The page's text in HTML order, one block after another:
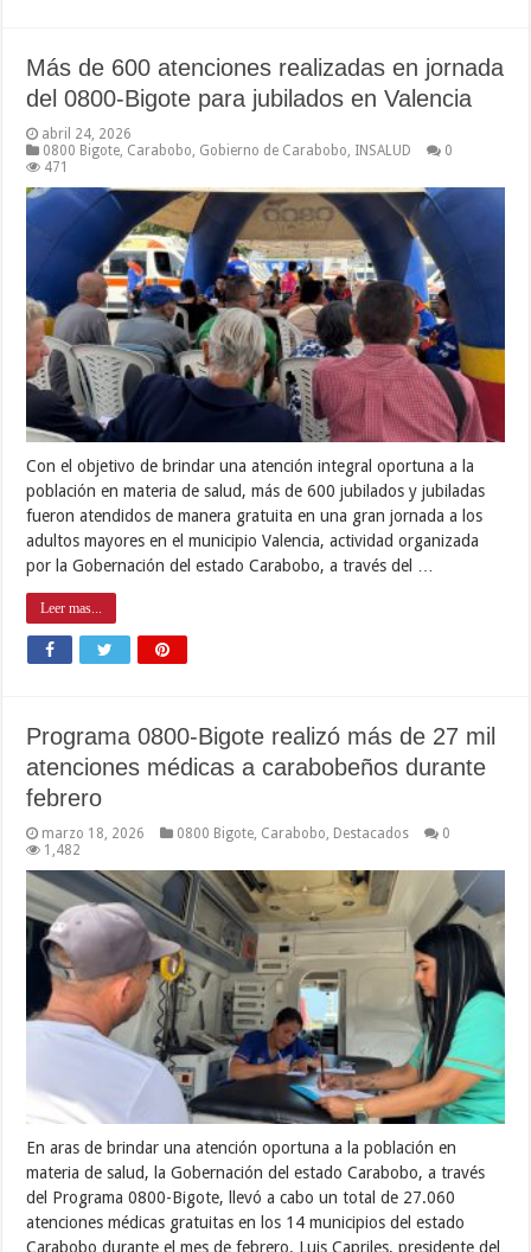
Más de 600 atenciones realizadas en jornada
del 0800-Bigote para jubilados en Valencia
abril 24, 2026
0800 Bigote, Carabobo, Gobierno de Carabobo, INSALUD
0
471
Con el objetivo de brindar una atención integral oportuna a la
población en materia de salud, más de 600 jubilados y jubiladas
fueron atendidos de manera gratuita en una gran jornada a los
adultos mayores en el municipio Valencia, actividad organizada
por la Gobernación del estado Carabobo, a través del …
Leer mas...
Programa 0800-Bigote realizó más de 27 mil
atenciones médicas a carabobeños durante
febrero
marzo 18, 2026 0800 Bigote Carabobo Destacados
0
1,482
En aras de brindar una atención oportuna a la población en
materia de salud, la Gobernación del estado Carabobo, a través
del Programa 0800-Bigote, llevó a cabo un total de 27.060
atenciones médicas gratuitas en los 14 municipios del estado
Carabobo durante el mes de febrero. Luis Capriles, presidente del